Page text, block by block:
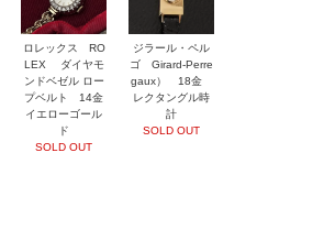
ロレックス RO
LEX ダイヤモ
ンドベゼル ロー
プベルト 14金
イエローゴール
ド
SOLD OUT
ジラール・ペル
ゴ Girard-Perre
gaux） 18金
レクタングル時
計
SOLD OUT